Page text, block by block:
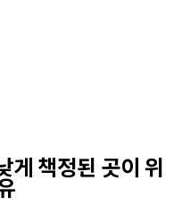
게 책정된 곳이 위